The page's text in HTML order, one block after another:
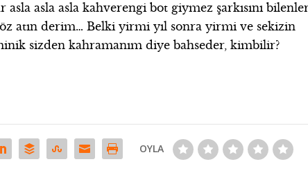
asla asla asla kahverengi bot giymez şarkısını
atın derim… Belki yirmi yıl sonra yirmi ve sekizin
sizden kahramanım diye bahseder, kimbilir?
OYLA